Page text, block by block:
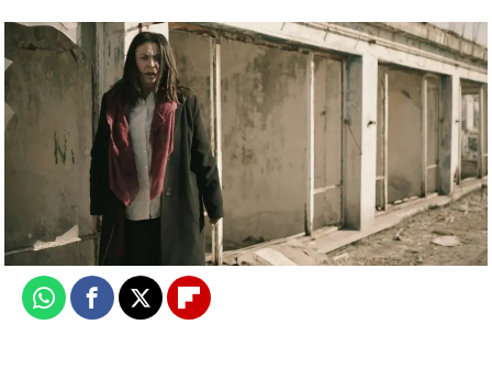
Publicado: 06 de marzo de 2026, 08:00
WhatsappFacebook
X Flipboard